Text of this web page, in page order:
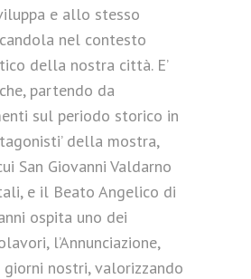
e allo stesso
nel contesto
della nostra città. E’
partendo da
sul periodo storico in
della mostra,
San Giovanni Valdarno
e il Beato Angelico di
ospita uno dei
l’Annunciazione,
nostri, valorizzando